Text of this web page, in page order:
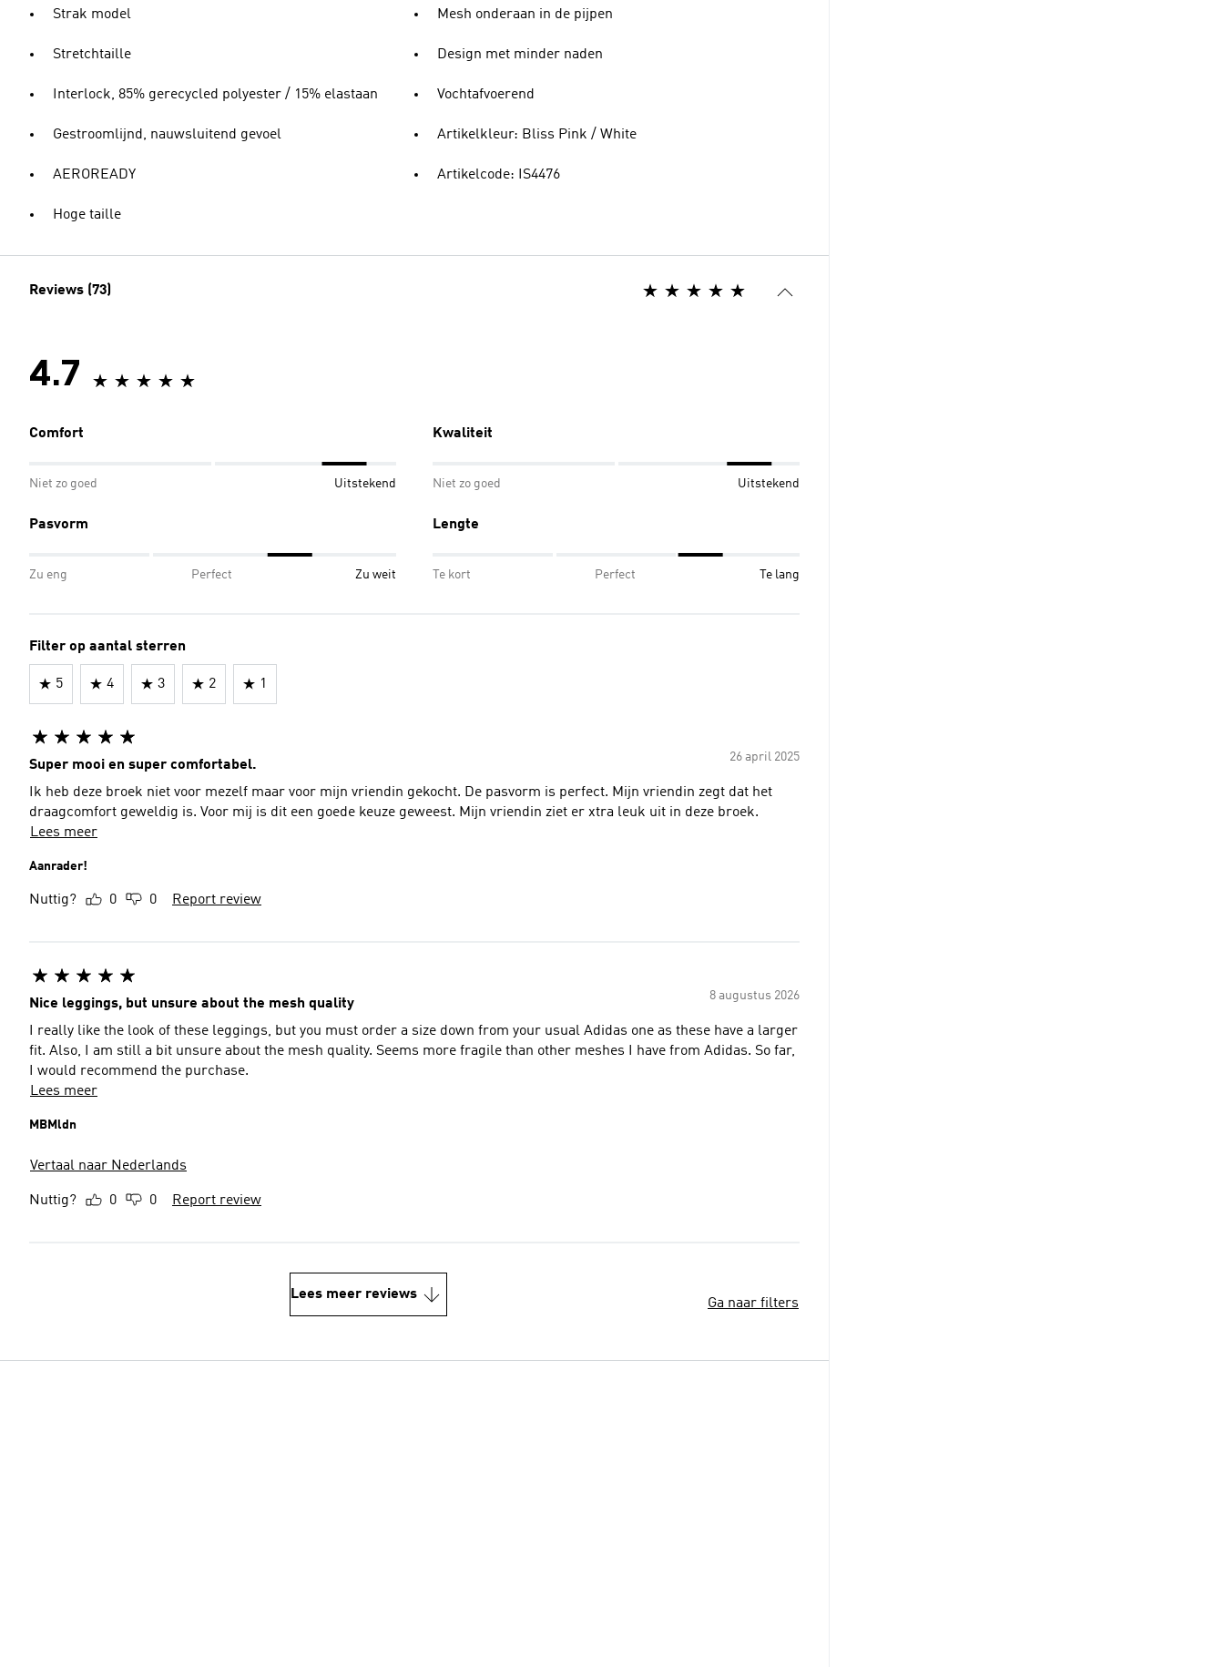
Strak model
Stretchtaille
Interlock, 85% gerecycled polyester / 15% elastaan
Gestroomlijnd, nauwsluitend gevoel
AEROREADY
Hoge taille
Mesh onderaan in de pijpen
Design met minder naden
Vochtafvoerend
Artikelkleur: Bliss Pink / White
Artikelcode: IS4476
Reviews (73)
4.7
Comfort
Niet zo goed Uitstekend
Kwaliteit
Niet zo goed Uitstekend
Pasvorm
Zu eng Perfect Zu weit
Lengte
Te kort Perfect Te lang
Filter op aantal sterren
5 4 3 2 1
26 april 2025
Super mooi en super comfortabel.
Ik heb deze broek niet voor mezelf maar voor mijn vriendin gekocht. De pasvorm is perfect. Mijn vriendin zegt dat het
draagcomfort geweldig is. Voor mij is dit een goede keuze geweest. Mijn vriendin ziet er xtra leuk uit in deze broek.
Lees meer
Aanrader!
Nuttig? 0 0 Report review
8 augustus 2026
Nice leggings, but unsure about the mesh quality
I really like the look of these leggings, but you must order a size down from your usual Adidas one as these have a larger
fit. Also, I am still a bit unsure about the mesh quality. Seems more fragile than other meshes I have from Adidas. So far,
I would recommend the purchase.
Lees meer
MBMldn
Vertaal naar Nederlands
Nuttig? 0 0 Report review
Lees meer reviews
Ga naar filters